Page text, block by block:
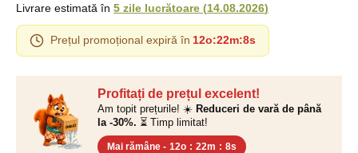
Profitați de prețul excelent!
Am topit prețurile! ☀️ Reduceri de vară de până
la -30%. ⏳ Timp limitat!
Mai rămâne - 12o : 22m : 7s
Livrare estimată în 5 zile lucrătoare (14.08.2026)
Prețul promoțional expiră în 12o:22m:7s